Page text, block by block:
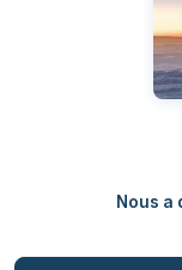
Nous a